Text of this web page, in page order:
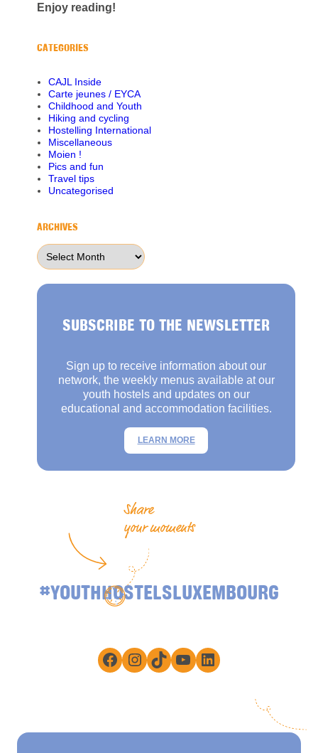
Enjoy reading!
CATEGORIES
CAJL Inside
Carte jeunes / EYCA
Childhood and Youth
Hiking and cycling
Hostelling International
Miscellaneous
Moien !
Pics and fun
Travel tips
Uncategorised
ARCHIVES
Archives
SUBSCRIBE TO THE NEWSLETTER
Sign up to receive information about our
network, the weekly menus available at our
youth hostels and updates on our
educational and accommodation facilities.
LEARN MORE
Share
your moments
#YOUTHHOSTELSLUXEMBOURG
Facebook
Instagram
TikTokYouTube
LinkedIn